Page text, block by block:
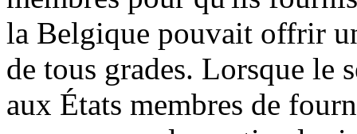
la Belgique pouvait offrir
de tous grades. Lorsque le
aux États membres de